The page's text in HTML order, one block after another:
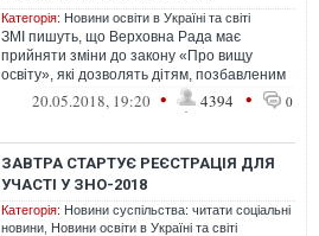
Категорія: Новини освіти в Україні та світі
ЗМІ пишуть, що Верховна Рада має
прийняти зміни до закону «Про вищу
освіту», які дозволять дітям, позбавленим
батьківського піклування, не складати ЗН...
20.05.2018, 19:20 • 4394 • 0
ЗАВТРА СТАРТУЄ РЕЄСТРАЦІЯ ДЛЯ
УЧАСТІ У ЗНО-2018
Категорія: Новини суспільства: читати соціальні
новини Новини освіти в Україні та світі